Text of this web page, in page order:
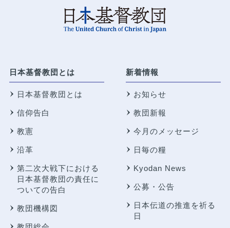
日本基督教団とは
日本基督教団とは
信仰告白
教憲
沿革
第二次大戦下における
日本基督教団の責任に
ついての告白
教団機構図
新着情報
お知らせ
教団新報
今月のメッセージ
日毎の糧
Kyodan News
公募・公告
日本伝道の推進を祈る
日